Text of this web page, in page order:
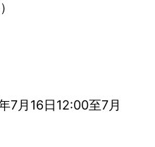
7月16日12:00至7月